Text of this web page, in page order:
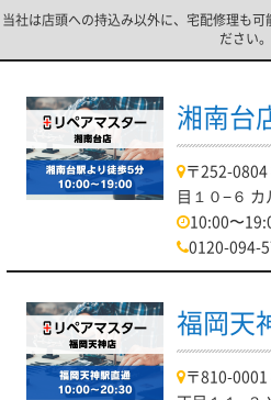
当社は店頭への持込み以外に、宅配修理も
ださい。
湘南台
〒252-
目１０−６
10:00〜
0120-094-
福岡天
〒810-